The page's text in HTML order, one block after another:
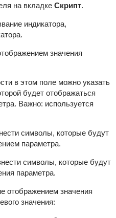
на вкладке Скрипт.
индикатора,
значения
в этом поле можно указать
будет отображаться
Важно: используется
символы, которые будут
параметра.
символы, которые будут
параметра.
отображением значения
значения: